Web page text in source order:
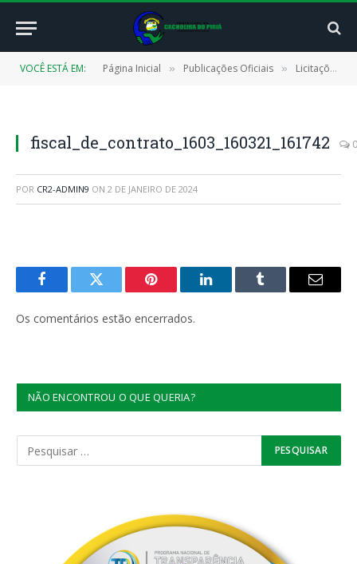
VOCÊ ESTÁ EM: Página Inicial » Publicações Oficiais » Licitações
fiscal_de_contrato_1603_160321_161742 0
POR CR2-ADMIN9 ON 2 DE JANEIRO DE 2024
FacebookTwitter Pinterest LinkedInTumblr
E-
Os comentários estão encerrados.
NÃO ENCONTROU O QUE QUERIA?